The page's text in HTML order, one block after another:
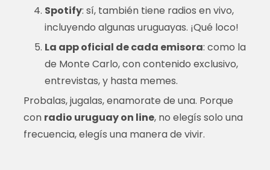
Spotify: sí, también tiene radios en vivo,
incluyendo algunas uruguayas. ¡Qué loco!
La app oficial de cada emisora: como la
de Monte Carlo, con contenido exclusivo,
entrevistas, y hasta memes.
Probalas, jugalas, enamorate de una. Porque
con radio uruguay on line, no elegís solo una
frecuencia, elegís una manera de vivir.